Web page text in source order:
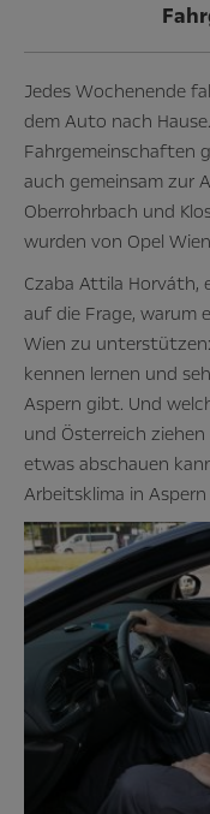
Jedes Wochenende
dem Auto nach
Fahrgemeinschaften
auch gemeinsam zur
Oberrohrbach und
wurden von Opel
Czaba Attila Horváth,
auf die Frage, warum
Wien zu
kennen lernen und
Aspern gibt. Und
und Österreich
etwas abschauen
Arbeitsklima in Aspern